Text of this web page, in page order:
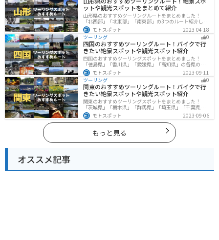
ットや観光スポットをまとめて紹介
山形県のおすすめツーリングルートをまとめました！
「北西部」「北東部」「南東部」の3つのルート紹介しま
す。豊かな自然と歴史的な観光スポット、山と海どちら
も堪能できるスポットが多数あります。バイクで山形県
にツーリングに行く際は参考にしてください。
モトスポット
2023-04-18
ツーリング
0
四国のおすすめツーリングルート！バイクで行
きたい絶景スポットや観光スポット紹介
四国のおすすめツーリングスポットをまとめました！
「徳島県」「香川県」「愛媛県」「高知県」の各県の観
光地紹介します。自然豊かな山々や湖、温泉地が点在
し、四季折々の景色を楽しめるスポットが多数ありま
す。バイクで四国にツーリングに行く際は参考にしてく
ださい。
モトスポット
2023-09-11
ツーリング
0
関東のおすすめツーリングルート！バイクで行
きたい絶景スポットや観光スポット紹介
関東のおすすめツーリングスポットをまとめました！
「茨城県」「栃木県」「群馬県」「埼玉県」「千葉県」
「東京都」「神奈川県」の各県の観光地紹介します。自
然豊かな山々や湖、温泉地が点在し、四季折々の景色を
楽しめるスポットが多数あります。バイクで関東にツー
リングに行く際は参考にしてください。
モトスポット 2023-09-06
もっと見る
オススメ記事